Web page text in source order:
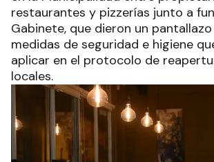
restaurantes y pizzerías junto a
Gabinete, que dieron un
medidas de seguridad e higiene
aplicar en el protocolo de
locales.